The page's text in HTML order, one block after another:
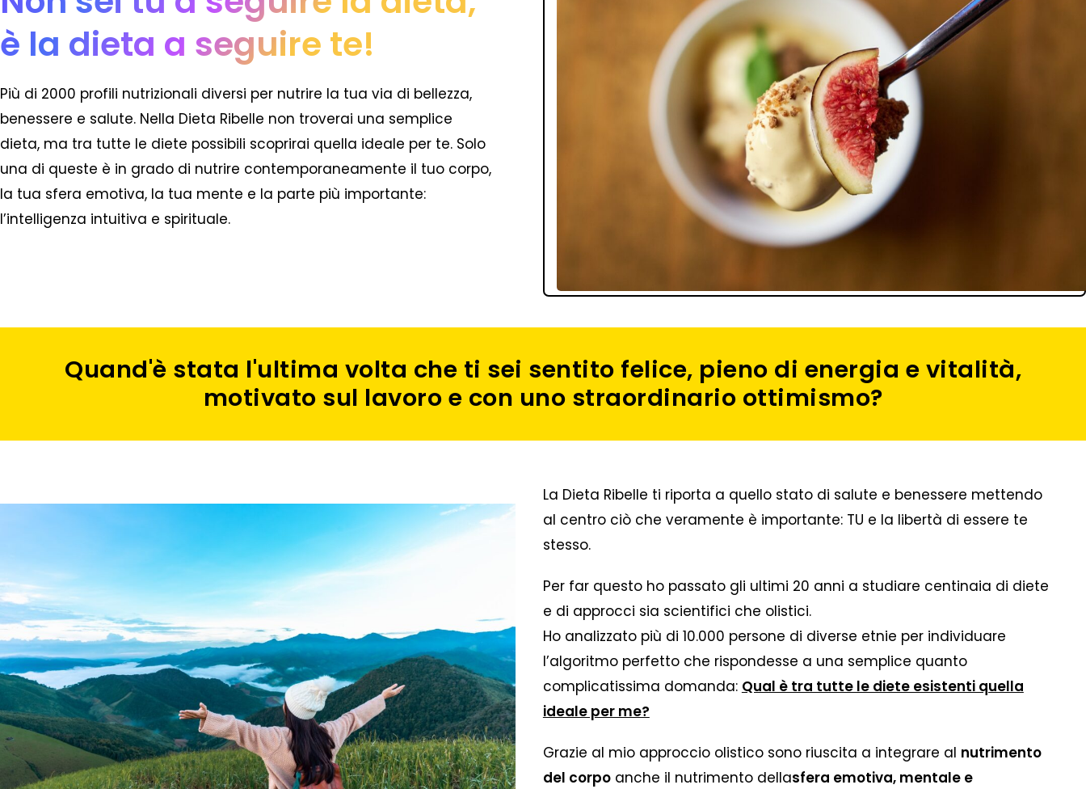
è la dieta a seguire te!
Più di 2000 profili nutrizionali diversi per nutrire la tua via di bellezza,
benessere e salute. Nella Dieta Ribelle non troverai una semplice
dieta, ma tra tutte le diete possibili scoprirai quella ideale per te. Solo
una di queste è in grado di nutrire contemporaneamente il tuo corpo,
la tua sfera emotiva, la tua mente e la parte più importante:
l’intelligenza intuitiva e spirituale.
Quand'è stata l'ultima volta che ti sei sentito felice, pieno di energia e vitalità,
motivato sul lavoro e con uno straordinario ottimismo?
La Dieta Ribelle ti riporta a quello stato di salute e benessere mettendo
al centro ciò che veramente è importante: TU e la libertà di essere te
stesso.
Per far questo ho passato gli ultimi 20 anni a studiare centinaia di diete
e di approcci sia scientifici che olistici.
Ho analizzato più di 10.000 persone di diverse etnie per individuare
l’algoritmo perfetto che rispondesse a una semplice quanto
complicatissima domanda: Qual è tra tutte le diete esistenti quella
ideale per me?
Grazie al mio approccio olistico sono riuscita a integrare al nutrimento
del corpoanche il nutrimento dellasfera emotiva, mentale e